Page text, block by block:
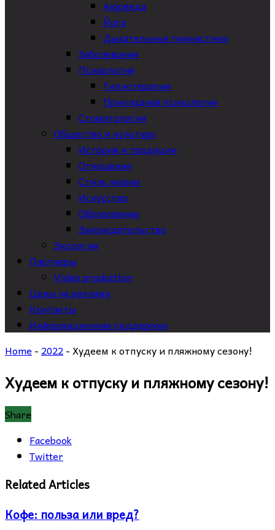
Аюрведа
Йога
Дыхательные гимнастики
Заболевания
Психология
Гипнотерапия
Прикладная психология
Стоматология
Общество и культура
История и традиции
Отношения
Стиль жизни
Искусство
Образование
Законодательство
Экология
Партнеры
Video production
Цены на рекламу
Контакты
Информационная поддержка
Home- 2022-Худеем к отпуску и пляжному сезону!
Худеем к отпуску и пляжному сезону!
Share
Facebook
Twitter
Related Articles
Кофе: польза или вред?